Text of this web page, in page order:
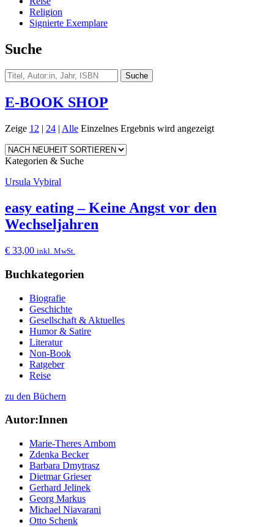
Religion
Signierte Exemplare
Suche
E-BOOK SHOP
Zeige 12 | 24 | Alle Einzelnes Ergebnis wird angezeigt
Kategorien & Suche
Ursula Vybiral
easy eating – Keine Angst vor den
Wechseljahren
€ 33,00 inkl. MwSt.
Buchkategorien
Biografie
Geschichte
Gesellschaft & Aktuelles
Humor & Satire
Literatur
Non-Book
Ratgeber
Reise
zu den Büchern
Autor:Innen
Marie-Theres Arnbom
Zdenka Becker
Barbara Dmytrasz
Dietmar Grieser
Gerhard Jelinek
Georg Markus
Michael Niavarani
Otto Schenk